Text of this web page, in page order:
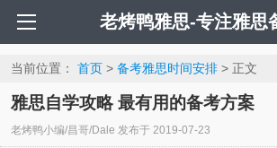
老烤鸭雅思-专注雅思
当前位置： 首页> 备考雅思时间安排> 正文
雅思自学攻略 最有用的备考方案
老烤鸭小编/昌哥/Dale 发布于 2019-07-23